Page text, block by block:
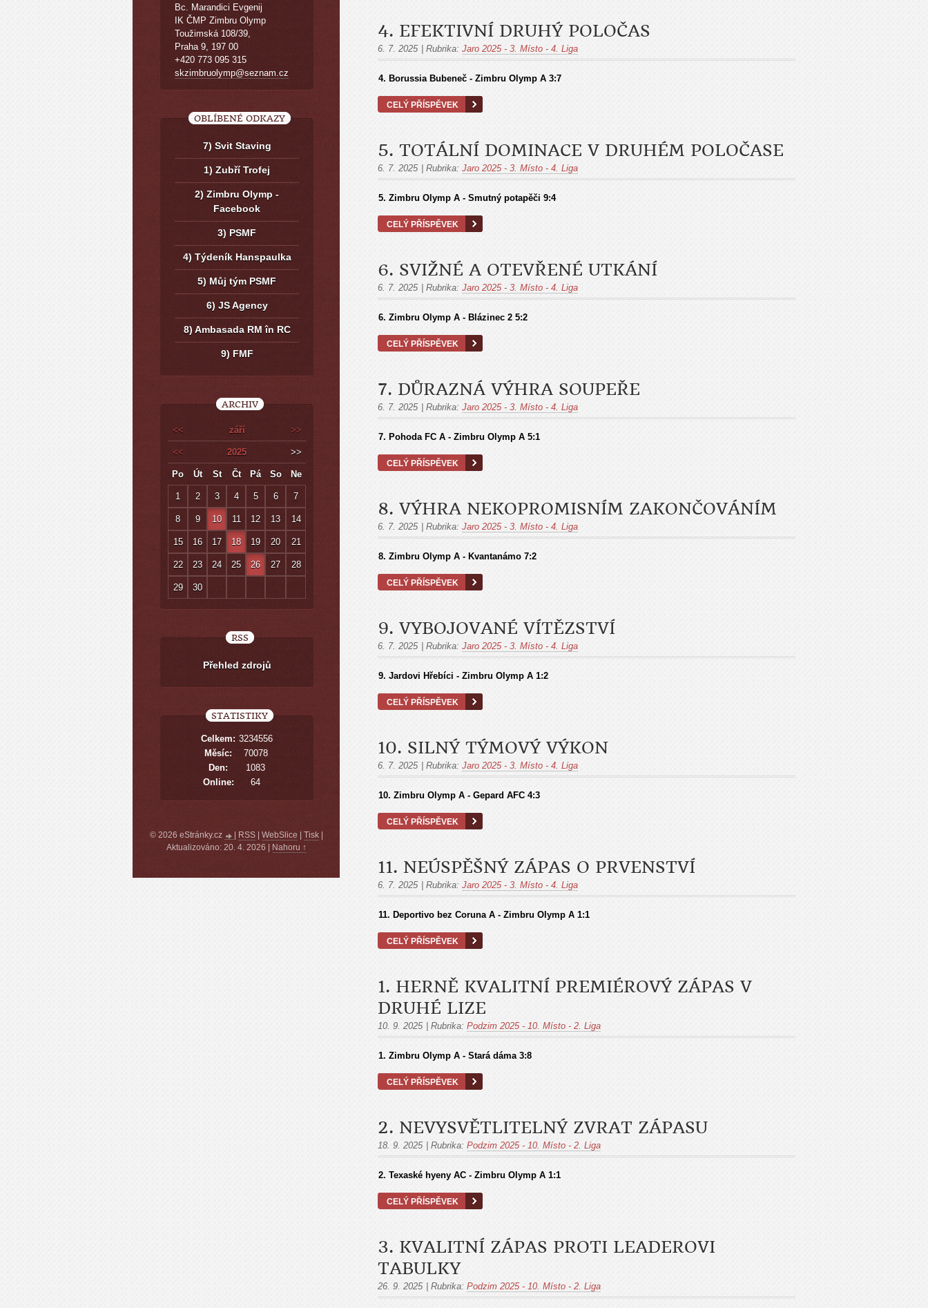
4. EFEKTIVNÍ DRUHÝ POLOČAS
6. 7. 2025 Rubrika: Jaro 2025 - 3. Místo - 4. Liga
4. Borussia Bubeneč - Zimbru Olymp A 3:7
CELÝ PŘÍSPĚVEK
5. TOTÁLNÍ DOMINACE V DRUHÉM POLOČASE
6. 7. 2025 Rubrika: Jaro 2025 - 3. Místo - 4. Liga
5. Zimbru Olymp A - Smutný potapěči 9:4
CELÝ PŘÍSPĚVEK
6. SVIŽNÉ A OTEVŘENÉ UTKÁNÍ
6. 7. 2025 Rubrika: Jaro 2025 - 3. Místo - 4. Liga
6. Zimbru Olymp A - Blázinec 2 5:2
CELÝ PŘÍSPĚVEK
7. DŮRAZNÁ VÝHRA SOUPEŘE
6. 7. 2025 Rubrika: Jaro 2025 - 3. Místo - 4. Liga
7. Pohoda FC A - Zimbru Olymp A 5:1
CELÝ PŘÍSPĚVEK
8. VÝHRA NEKOPROMISNÍM ZAKONČOVÁNÍM
6. 7. 2025 Rubrika: Jaro 2025 - 3. Místo - 4. Liga
8. Zimbru Olymp A - Kvantanámo 7:2
CELÝ PŘÍSPĚVEK
9. VYBOJOVANÉ VÍTĚZSTVÍ
6. 7. 2025 Rubrika: Jaro 2025 - 3. Místo - 4. Liga
9. Jardovi Hřebíci - Zimbru Olymp A 1:2
CELÝ PŘÍSPĚVEK
10. SILNÝ TÝMOVÝ VÝKON
6. 7. 2025 Rubrika: Jaro 2025 - 3. Místo - 4. Liga
10. Zimbru Olymp A - Gepard AFC 4:3
CELÝ PŘÍSPĚVEK
11. NEÚSPĚŠNÝ ZÁPAS O PRVENSTVÍ
6. 7. 2025 Rubrika: Jaro 2025 - 3. Místo - 4. Liga
11. Deportivo bez Coruna A - Zimbru Olymp A 1:1
CELÝ PŘÍSPĚVEK
1. HERNĚ KVALITNÍ PREMIÉROVÝ ZÁPAS V
DRUHÉ LIZE
10. 9. 2025 Rubrika: Podzim 2025 - 10. Místo - 2. Liga
1. Zimbru Olymp A - Stará dáma 3:8
CELÝ PŘÍSPĚVEK
2. NEVYSVĚTLITELNÝ ZVRAT ZÁPASU
18. 9. 2025 Rubrika: Podzim 2025 - 10. Místo - 2. Liga
2. Texaské hyeny AC - Zimbru Olymp A 1:1
CELÝ PŘÍSPĚVEK
3. KVALITNÍ ZÁPAS PROTI LEADEROVI
TABULKY
26. 9. 2025 Rubrika: Podzim 2025 - 10. Místo - 2. Liga
Bc. Marandici Evgenij
IK ČMP Zimbru Olymp
Toužimská 108/39,
Praha 9, 197 00
+420 773 095 315
skzimbruolymp@seznam.cz
OBLÍBENÉ ODKAZY
7) Svit Staving
1) Zubří Trofej
2) Zimbru Olymp -
Facebook
3) PSMF
4) Týdeník Hanspaulka
5) Můj tým PSMF
6) JS Agency
8) Ambasada RM în RC
9) FMF
ARCHIV
<< září >>
<< 2025 >>
Po Út St Čt Pá So Ne
1 2 3 4 5 6 7
8 9 10 11 12 13 14
15 16 17 18 19 20 21
22 23 24 25 26 27 28
29 30
RSS
Přehled zdrojů
STATISTIKY
Online: 64
Celkem: 3234556
Měsíc:
70078
Den:
1083
© 2026 eStránky.cz RSS| WebSlice Tisk|
Aktualizováno: 20. 4. 2026
Nahoru ↑